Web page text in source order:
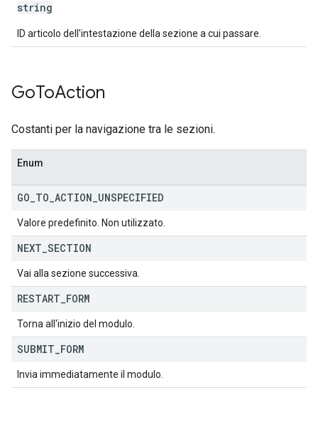
string
ID articolo dell'intestazione della sezione a cui passare.
GoToAction
Costanti per la navigazione tra le sezioni.
Enum
GO TO ACTION UNSPECIFIED
Valore predefinito. Non utilizzato.
NEXT SECTION
Vai alla sezione successiva.
RESTART FORM
Torna all'inizio del modulo.
SUBMIT FORM
Invia immediatamente il modulo.